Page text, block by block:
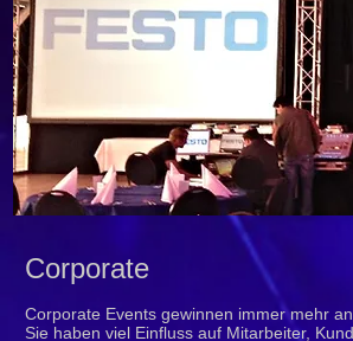
Corporate
Corporate Events gewinnen immer mehr
Sie haben viel Einfluss auf Mitarbeiter,